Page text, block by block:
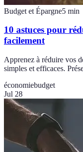
Budget et Épargne5 min
10 astuces pour
facilement
Apprenez à réduire vos
simples et efficaces.
économiebudget
Jul 28